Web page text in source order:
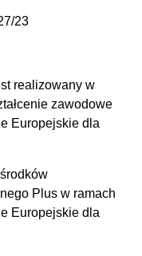
23
realizowany w
zawodowe
Europejskie dla
Plus w ramach
Europejskie dla